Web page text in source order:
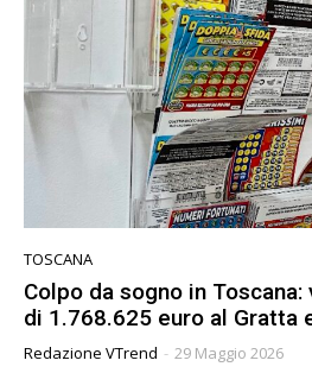
TOSCANA
Colpo da sogno in
di 1.768.625 euro al Gratta
Redazione VTrend - 29 Maggio 2026